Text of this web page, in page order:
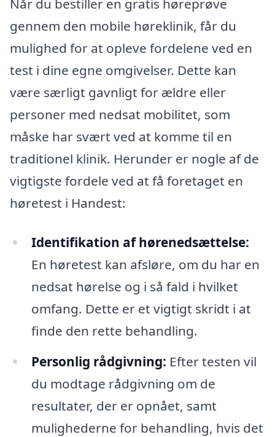
Når du bestiller en gratis høreprøve
gennem den mobile høreklinik, får du
mulighed for at opleve fordelene ved en
test i dine egne omgivelser. Dette kan
være særligt gavnligt for ældre eller
personer med nedsat mobilitet, som
måske har svært ved at komme til en
traditionel klinik. Herunder er nogle af de
vigtigste fordele ved at få foretaget en
høretest i Handest:
Identifikation af hørenedsættelse:
En høretest kan afsløre, om du har en
nedsat hørelse og i så fald i hvilket
omfang. Dette er et vigtigt skridt i at
finde den rette behandling.
Personlig rådgivning: Efter testen vil
du modtage rådgivning om de
resultater, der er opnået, samt
mulighederne for behandling, hvis det